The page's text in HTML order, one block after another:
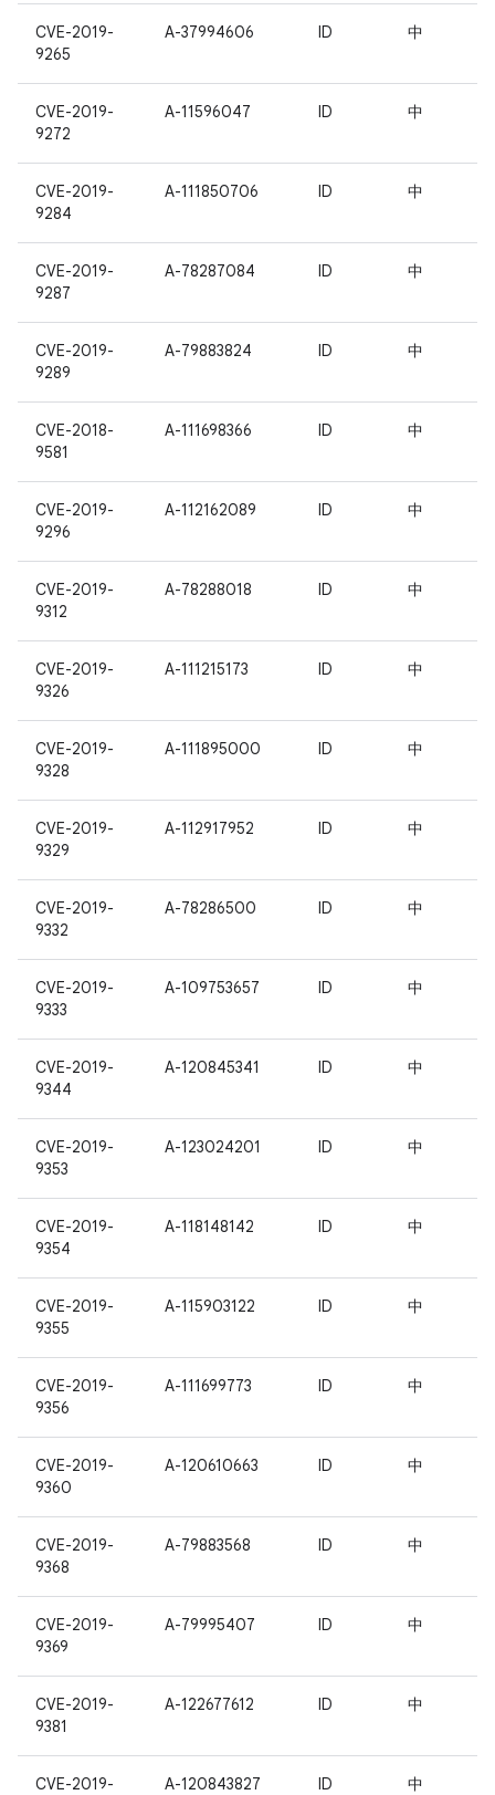
CVE-2019-
9265
A-37994606 ID 中
CVE-2019-
9272
A-11596047 ID 中
CVE-2019-
9284
A-111850706 ID 中
CVE-2019-
9287
A-78287084 ID 中
CVE-2019-
9289
A-79883824 ID 中
CVE-2018-
9581
A-111698366 ID 中
CVE-2019-
9296
A-112162089 ID 中
CVE-2019-
9312
A-78288018 ID 中
CVE-2019-
9326
A-111215173 ID 中
CVE-2019-
9328
A-111895000 ID 中
CVE-2019-
9329
A-112917952 ID 中
CVE-2019-
9332
A-78286500 ID 中
CVE-2019-
9333
A-109753657 ID 中
CVE-2019-
9344
A-120845341 ID 中
CVE-2019-
9353
A-123024201 ID 中
CVE-2019-
9354
A-118148142 ID 中
CVE-2019-
9355
A-115903122 ID 中
CVE-2019-
9356
A-111699773 ID 中
CVE-2019-
9360
A-120610663 ID 中
CVE-2019-
9368
A-79883568 ID 中
CVE-2019-
9369
A-79995407 ID 中
CVE-2019-
9381
A-122677612 ID 中
CVE-2019- A-120843827 ID 中